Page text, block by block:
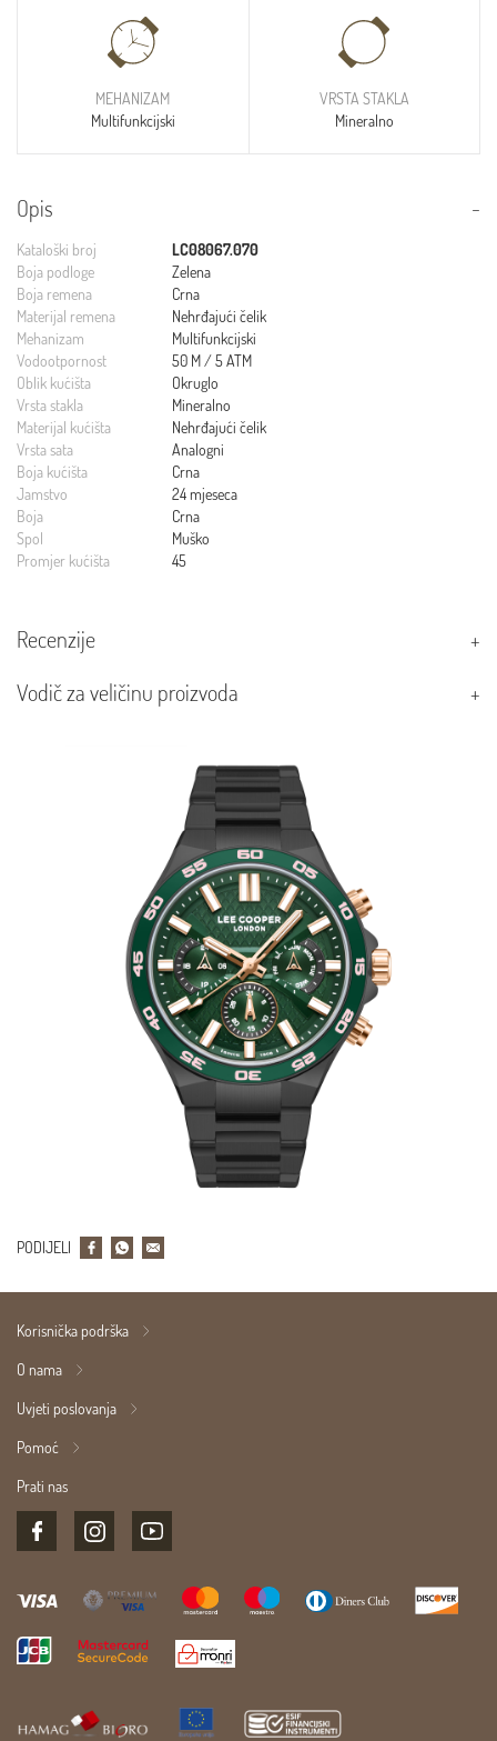
MEHANIZAM
Multifunkcijski
VRSTA STAKLA
Mineralno
Opis
Kataloški broj
LC08067.070
Boja podloge
Zelena
Boja remena
Crna
Materijal remena
Nehrđajući čelik
Mehanizam
Multifunkcijski
Vodootpornost
50 M / 5 ATM
Oblik kućišta
Okruglo
Vrsta stakla
Mineralno
Materijal kućišta
Nehrđajući čelik
Vrsta sata
Analogni
Boja kućišta
Crna
Jamstvo
24 mjeseca
Boja
Crna
Spol
Muško
Promjer kućišta
45
Recenzije
Vodič za veličinu proizvoda
PODIJELI
Korisnička podrška
O nama
Uvjeti poslovanja
Pomoć
Prati nas